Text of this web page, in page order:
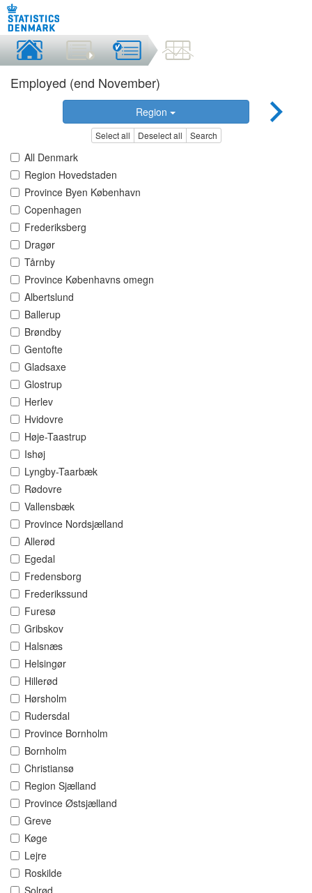
Employed (end November)
Region
Select all Deselect all Search
All Denmark
Region Hovedstaden
Province Byen København
Copenhagen
Frederiksberg
Dragør
Tårnby
Province Københavns omegn
Albertslund
Ballerup
Brøndby
Gentofte
Gladsaxe
Glostrup
Herlev
Hvidovre
Høje-Taastrup
Ishøj
Lyngby-Taarbæk
Rødovre
Vallensbæk
Province Nordsjælland
Allerød
Egedal
Fredensborg
Frederikssund
Furesø
Gribskov
Halsnæs
Helsingør
Hillerød
Hørsholm
Rudersdal
Province Bornholm
Bornholm
Christiansø
Region Sjælland
Province Østsjælland
Greve
Køge
Lejre
Roskilde